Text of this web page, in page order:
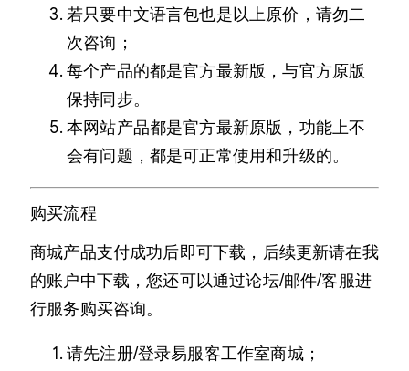
若只要中文语言包也是以上原价，请勿二
次咨询；
每个产品的都是官方最新版，与官方原版
保持同步。
本网站产品都是官方最新原版，功能上不
会有问题，都是可正常使用和升级的。
购买流程
商城产品支付成功后即可下载，后续更新请在我
的账户中下载，您还可以通过论坛/邮件/客服进
行服务购买咨询。
请先注册/登录易服客工作室商城；